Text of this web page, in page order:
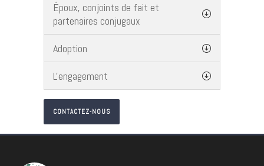
Époux, conjoints de fait et
partenaires conjugaux
Adoption
L'engagement
CONTACTEZ-NOUS